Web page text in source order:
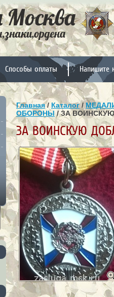
Способы оплаты Напишите
Главная/ Каталог/
ОБОРОНЫ / ЗА
ЗА ВОИНСКУЮ